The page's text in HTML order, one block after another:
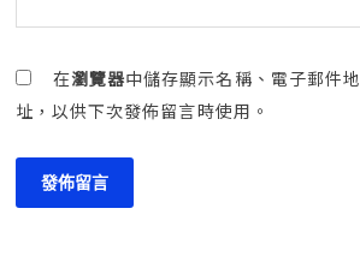
在瀏覽器中儲存顯示名稱、電子郵件
址，以供下次發佈留言時使用。